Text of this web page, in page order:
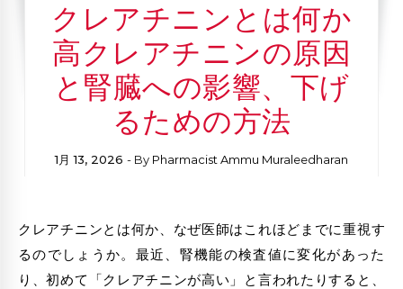
クレアチニンとは何か
高クレアチニンの原因
と腎臓への影響、下げ
るための方法
1月 13, 2026 - By Pharmacist Ammu Muraleedharan
クレアチニンとは何か、なぜ医師はこれほどまでに重視す
るのでしょうか。最近、腎機能の検査値に変化があった
り、初めて「クレアチニンが高い」と言われたりすると、